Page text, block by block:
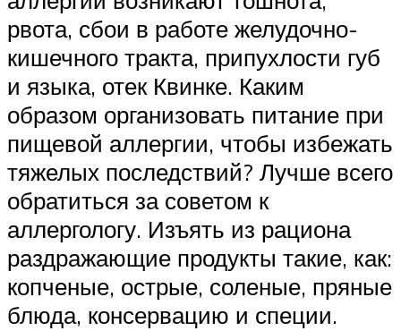
рвота, сбои в работе желудочно-
кишечного тракта, припухлости губ
и языка, отек Квинке. Каким
образом организовать питание при
пищевой аллергии, чтобы избежать
тяжелых последствий? Лучше всего
обратиться за советом к
аллергологу. Изъять из рациона
раздражающие продукты такие, как:
копченые, острые, соленые, пряные
блюда, консервацию и специи.